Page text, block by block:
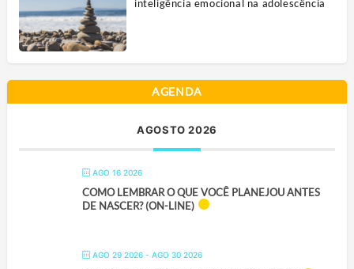
inteligência emocional na adolescência
AGENDA
AGOSTO 2026
AGO 16 2026
COMO LEMBRAR O QUE VOCÊ PLANEJOU ANTES
DE NASCER? (ON-LINE)
AGO 29 2026- AGO 30 2026